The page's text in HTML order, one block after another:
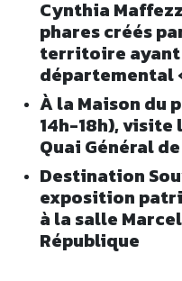
Cynthia
phares créés
territoire
départemental
À la Maison du
14h-18h), visite
Quai Général
Destination
exposition
à la salle
République